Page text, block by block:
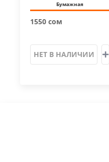
Бумажная
1550 сом
НЕТ В НАЛИЧИИ